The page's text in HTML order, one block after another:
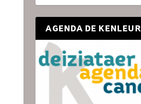
AGENDA DE KENLEUR